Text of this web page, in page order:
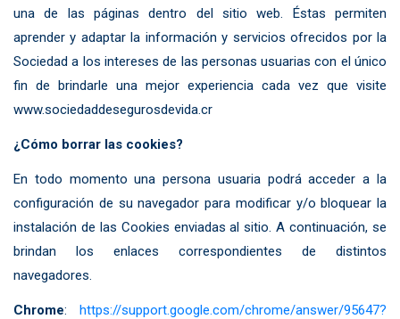
una de las páginas dentro del sitio web. Éstas permiten
aprender y adaptar la información y servicios ofrecidos por la
Sociedad a los intereses de las personas usuarias con el único
fin de brindarle una mejor experiencia cada vez que visite
www.sociedaddesegurosdevida.cr
¿Cómo borrar las cookies?
En todo momento una persona usuaria podrá acceder a la
configuración de su navegador para modificar y/o bloquear la
instalación de las Cookies enviadas al sitio. A continuación, se
brindan los enlaces correspondientes de distintos
navegadores.
Chrome: https://support.google.com/chrome/answer/95647?